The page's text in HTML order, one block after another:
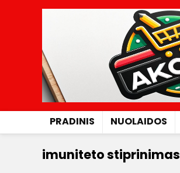
PRADINIS NUOLAIDOS
imuniteto stiprinimas